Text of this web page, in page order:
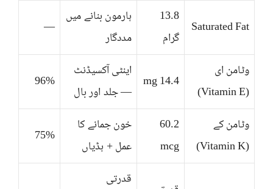
Saturated Fat
13.8
گرام
ہارمون بنانے میں
مددگار
—
وٹامن ای
(Vitamin E)
14.4 mg
اینٹی آکسیڈنٹ
— جلد اور بال
96%
وٹامن کے
(Vitamin K)
60.2
mcg
خون جمانے کا
عمل + ہڈیاں
75%
قدرتی